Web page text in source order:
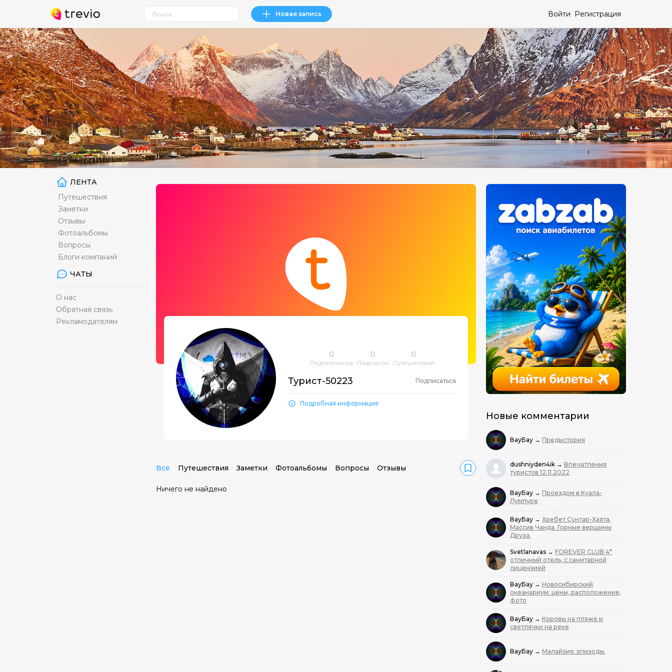
Новая запись Войти Регистрация
ЛЕНТА
Путешествия
Заметки
Отзывы
Фотоальбомы
Вопросы
Блоги компаний
ЧАТЫ
О нас
Обратная связь
Рекламодателям
Новые комментарии
ВауБау → Предыстория
dushniyden4ik → Впечатления
туристов 12.11.2022
ВауБау → Проездом в Куала-
Лумпуре
ВауБау → Хребет Сунтар-Хаята.
Массив Чанда. Горные вершины
Друза.
Svetlanavas → FOREVER CLUB 4*
отличный отель, с санитарной
лицензией
ВауБау → Новосибирский
океанариум: цены, расположение,
фото
ВауБау → Коровы на пляже и
светлячки на реке
ВауБау → Малайзия: эпизоды.
0
Подписчиков
0
Подписок
0
Путешествий
Турист-50223 Подписаться
Подробная информация
Все Путешествия Заметки Фотоальбомы Вопросы Отзывы
Ничего не найдено